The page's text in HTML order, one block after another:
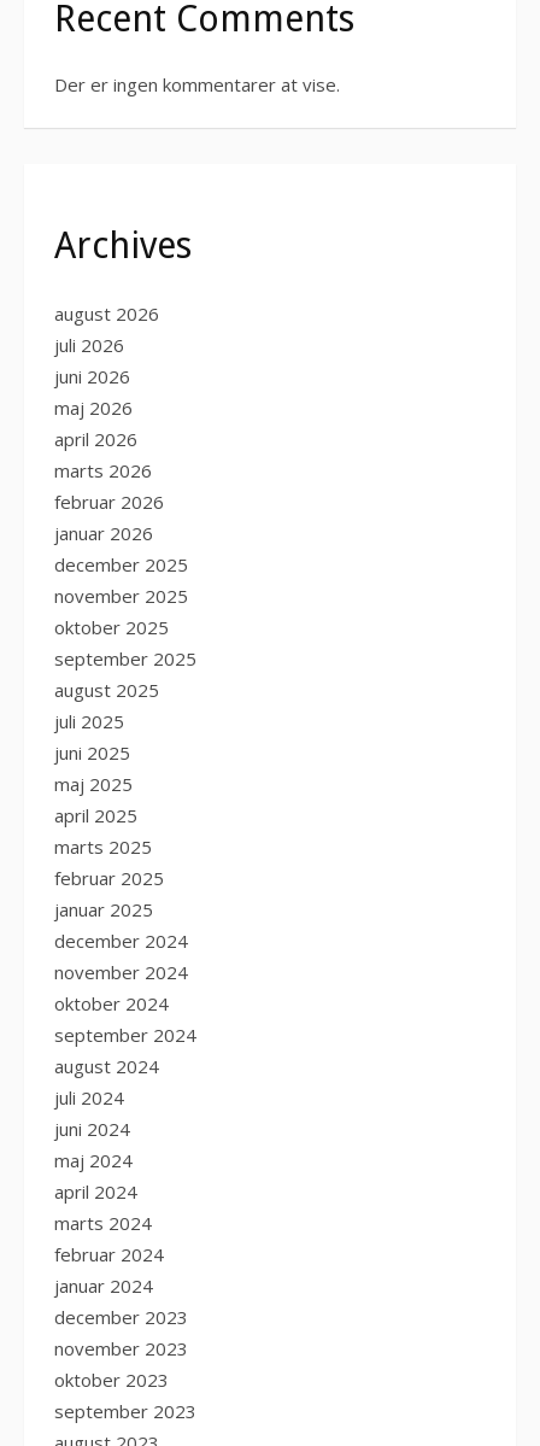
Recent Comments
Der er ingen kommentarer at vise.
Archives
august 2026
juli 2026
juni 2026
maj 2026
april 2026
marts 2026
februar 2026
januar 2026
december 2025
november 2025
oktober 2025
september 2025
august 2025
juli 2025
juni 2025
maj 2025
april 2025
marts 2025
februar 2025
januar 2025
december 2024
november 2024
oktober 2024
september 2024
august 2024
juli 2024
juni 2024
maj 2024
april 2024
marts 2024
februar 2024
januar 2024
december 2023
november 2023
oktober 2023
september 2023